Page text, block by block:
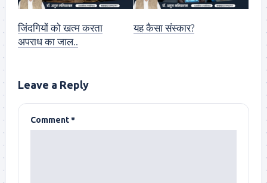
जिंदगियों को खत्म करता
अपराध का जाल..
यह कैसा संस्कार?
Leave a Reply
Comment*